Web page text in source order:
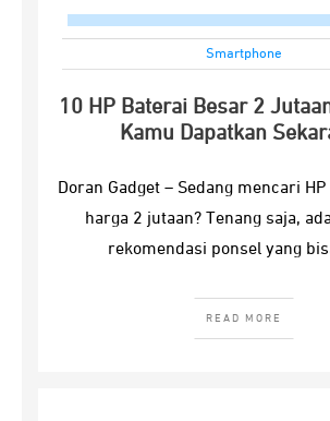
Smartphone
10 HP Baterai Besar 2
Kamu Dapatkan
Doran Gadget – Sedang mencari
harga 2 jutaan? Tenang saja,
rekomendasi ponsel yang
READ MORE